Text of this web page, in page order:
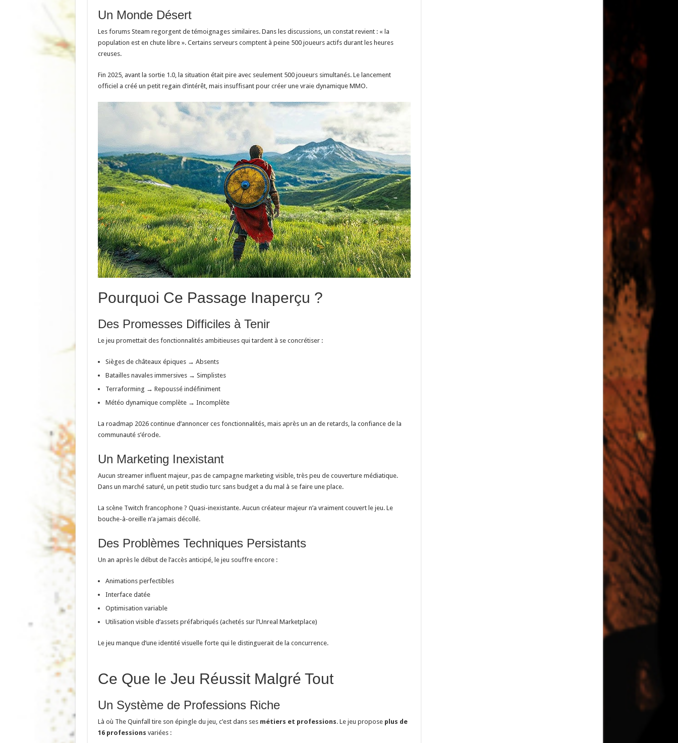
Un Monde Désert
Les forums Steam regorgent de témoignages similaires. Dans les discussions, un constat revient : « la
population est en chute libre ». Certains serveurs comptent à peine 500 joueurs actifs durant les heures
creuses.
Fin 2025, avant la sortie 1.0, la situation était pire avec seulement 500 joueurs simultanés. Le lancement
officiel a créé un petit regain d’intérêt, mais insuffisant pour créer une vraie dynamique MMO.
Pourquoi Ce Passage Inaperçu ?
Des Promesses Difficiles à Tenir
Le jeu promettait des fonctionnalités ambitieuses qui tardent à se concrétiser :
Sièges de châteaux épiques → Absents
Batailles navales immersives → Simplistes
Terraforming → Repoussé indéfiniment
Météo dynamique complète → Incomplète
La roadmap 2026 continue d’annoncer ces fonctionnalités, mais après un an de retards, la confiance de la
communauté s’érode.
Un Marketing Inexistant
Aucun streamer influent majeur, pas de campagne marketing visible, très peu de couverture médiatique.
Dans un marché saturé, un petit studio turc sans budget a du mal à se faire une place.
La scène Twitch francophone ? Quasi-inexistante. Aucun créateur majeur n’a vraiment couvert le jeu. Le
bouche-à-oreille n’a jamais décollé.
Des Problèmes Techniques Persistants
Un an après le début de l’accès anticipé, le jeu souffre encore :
Animations perfectibles
Interface datée
Optimisation variable
Utilisation visible d’assets préfabriqués (achetés sur l’Unreal Marketplace)
Le jeu manque d’une identité visuelle forte qui le distinguerait de la concurrence.
Ce Que le Jeu Réussit Malgré Tout
Un Système de Professions Riche
Là où The Quinfall tire son épingle du jeu, c’est dans ses métiers et professions. Le jeu propose plus de
16 professions variées :